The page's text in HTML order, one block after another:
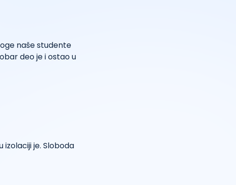
naše studente
deo je i ostao u
izolaciji je. Sloboda